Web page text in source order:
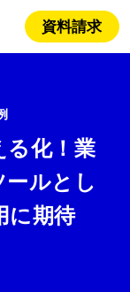
資料請求
る化！業
ールとし
に期待